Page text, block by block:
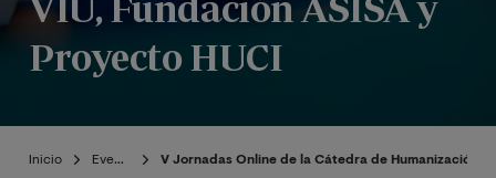
Proyecto HUCI
Inicio Eventos V Jornadas Online de la Cátedra de Humanización